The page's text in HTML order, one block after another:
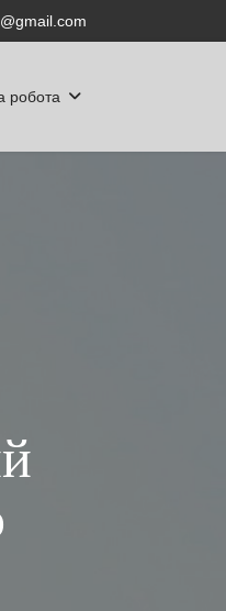
робота